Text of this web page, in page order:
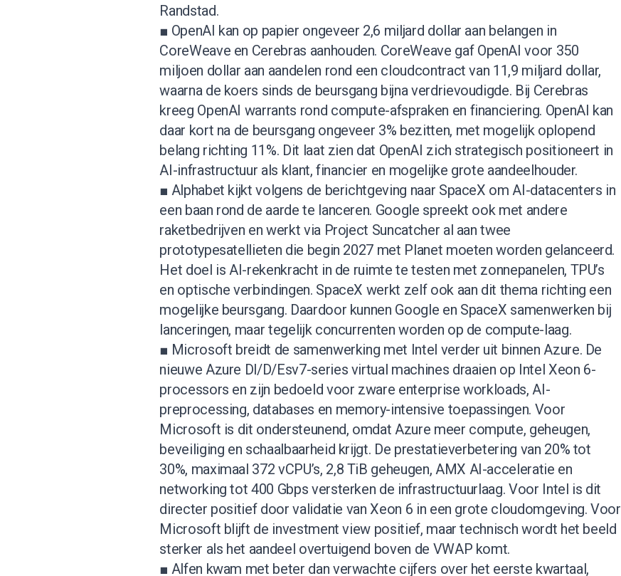
Randstad.
■ OpenAI kan op papier ongeveer 2,6 miljard dollar aan belangen in
CoreWeave en Cerebras aanhouden. CoreWeave gaf OpenAI voor 350
miljoen dollar aan aandelen rond een cloudcontract van 11,9 miljard dollar,
waarna de koers sinds de beursgang bijna verdrievoudigde. Bij Cerebras
kreeg OpenAI warrants rond compute-afspraken en financiering. OpenAI kan
daar kort na de beursgang ongeveer 3% bezitten, met mogelijk oplopend
belang richting 11%. Dit laat zien dat OpenAI zich strategisch positioneert in
AI-infrastructuur als klant, financier en mogelijke grote aandeelhouder.
■ Alphabet kijkt volgens de berichtgeving naar SpaceX om AI-datacenters in
een baan rond de aarde te lanceren. Google spreekt ook met andere
raketbedrijven en werkt via Project Suncatcher al aan twee
prototypesatellieten die begin 2027 met Planet moeten worden gelanceerd.
Het doel is AI-rekenkracht in de ruimte te testen met zonnepanelen, TPU’s
en optische verbindingen. SpaceX werkt zelf ook aan dit thema richting een
mogelijke beursgang. Daardoor kunnen Google en SpaceX samenwerken bij
lanceringen, maar tegelijk concurrenten worden op de compute-laag.
■ Microsoft breidt de samenwerking met Intel verder uit binnen Azure. De
nieuwe Azure Dl/D/Esv7-series virtual machines draaien op Intel Xeon 6-
processors en zijn bedoeld voor zware enterprise workloads, AI-
preprocessing, databases en memory-intensive toepassingen. Voor
Microsoft is dit ondersteunend, omdat Azure meer compute, geheugen,
beveiliging en schaalbaarheid krijgt. De prestatieverbetering van 20% tot
30%, maximaal 372 vCPU’s, 2,8 TiB geheugen, AMX AI-acceleratie en
networking tot 400 Gbps versterken de infrastructuurlaag. Voor Intel is dit
directer positief door validatie van Xeon 6 in een grote cloudomgeving. Voor
Microsoft blijft de investment view positief, maar technisch wordt het beeld
sterker als het aandeel overtuigend boven de VWAP komt.
■ Alfen kwam met beter dan verwachte cijfers over het eerste kwartaal,